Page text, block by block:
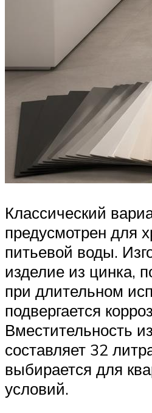
Классический
предусмотрен для
питьевой воды.
изделие из цинка,
при длительном
подвергается
Вместительность
составляет 32
выбирается для
условий.